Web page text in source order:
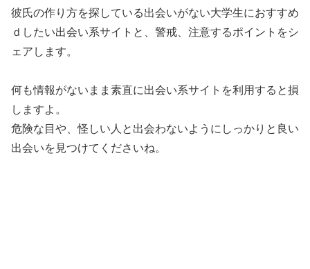
彼氏の作り方を探している出会いがない大学生におすすめ
ｄしたい出会い系サイトと、警戒、注意するポイントをシ
ェアします。
何も情報がないまま素直に出会い系サイトを利用すると損
しますよ。
危険な目や、怪しい人と出会わないようにしっかりと良い
出会いを見つけてくださいね。